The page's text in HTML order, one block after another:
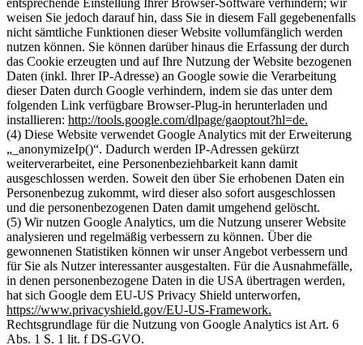
weisen Sie jedoch darauf hin, dass Sie in diesem Fall gegebenenfalls
nicht sämtliche Funktionen dieser Website vollumfänglich werden
nutzen können. Sie können darüber hinaus die Erfassung der durch
das Cookie erzeugten und auf Ihre Nutzung der Website bezogenen
Daten (inkl. Ihrer IP-Adresse) an Google sowie die Verarbeitung
dieser Daten durch Google verhindern, indem sie das unter dem
folgenden Link verfügbare Browser-Plug-in herunterladen und
installieren: http://tools.google.com/dlpage/gaoptout?hl=de.
(4) Diese Website verwendet Google Analytics mit der Erweiterung
„_anonymizeIp()“. Dadurch werden IP-Adressen gekürzt
weiterverarbeitet, eine Personenbeziehbarkeit kann damit
ausgeschlossen werden. Soweit den über Sie erhobenen Daten ein
Personenbezug zukommt, wird dieser also sofort ausgeschlossen
und die personenbezogenen Daten damit umgehend gelöscht.
(5) Wir nutzen Google Analytics, um die Nutzung unserer Website
analysieren und regelmäßig verbessern zu können. Über die
gewonnenen Statistiken können wir unser Angebot verbessern und
für Sie als Nutzer interessanter ausgestalten. Für die Ausnahmefälle,
in denen personenbezogene Daten in die USA übertragen werden,
hat sich Google dem EU-US Privacy Shield unterworfen,
https://www.privacyshield.gov/EU-US-Framework.
Rechtsgrundlage für die Nutzung von Google Analytics ist Art. 6
Abs. 1 S. 1 lit. f DS-GVO.